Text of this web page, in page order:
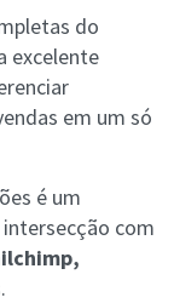
do
excelente
em um só
é um
com